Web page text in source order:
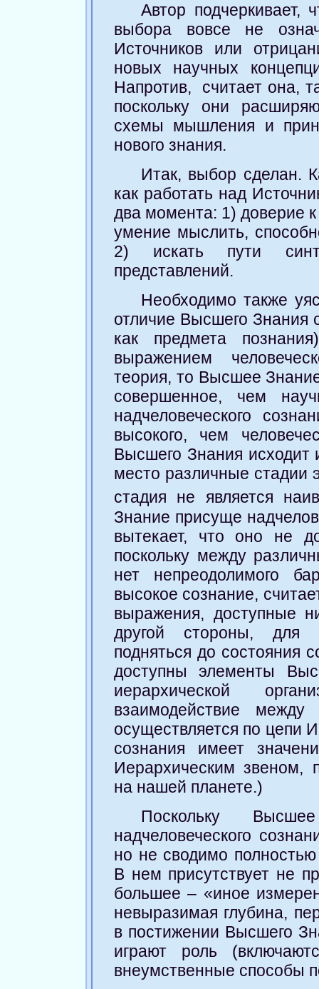
Автор подчеркивает,
выбора вовсе не
Источников или
новых научных
Напротив, считает она,
поскольку они
схемы мышления и
нового знания.
Итак, выбор сделан.
как работать над
два момента: 1) доверие
умение мыслить,
2) искать пути
представлений.
Необходимо также
отличие Высшего Знания
как предмета
выражением
теория, то Высшее
совершенное, чем
надчеловеческого
высокого, чем
Высшего Знания исходит
место различные стадии
стадия не является
Знание присуще
вытекает, что оно не
поскольку между
нет непреодолимого
высокое сознание,
выражения, доступные
другой стороны, для
подняться до состояния
доступны элементы
иерархической
взаимодействие
осуществляется по цепи
сознания имеет
Иерархическим звеном,
на нашей планете.)
Поскольку
надчеловеческого
но не сводимо
В нем присутствует не
большее – «иное
невыразимая глубина,
в постижении Высшего
играют роль
внеумственные способы